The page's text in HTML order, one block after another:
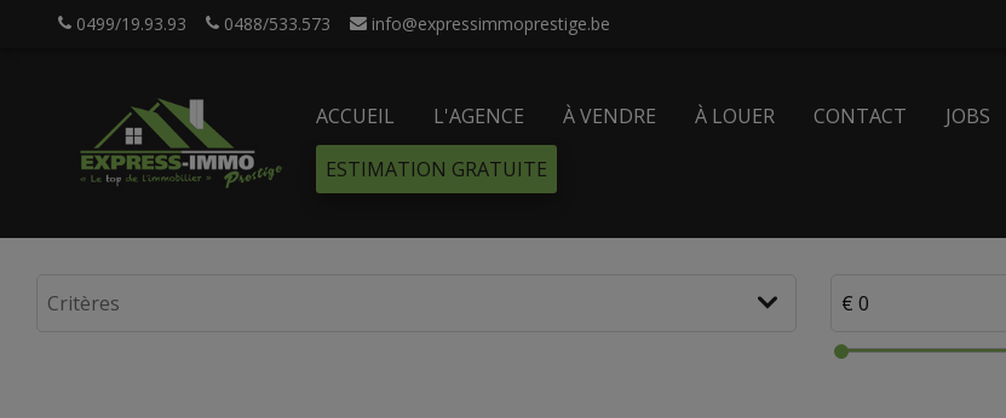
0499/19.93.93 0488/533.573 info@expressimmoprestige.be
ACCUEIL L'AGENCE À VENDRE À LOUER CONTACT JOBS
ESTIMATION GRATUITE